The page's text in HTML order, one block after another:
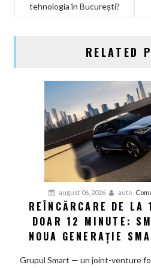
tehnologia în București?
RELATED
august 06, 2026 auto
REÎNCĂRCARE DE
DOAR 12 MINUTE:
NOUA GENERAȚIE
Grupul Smart — un joint-venture